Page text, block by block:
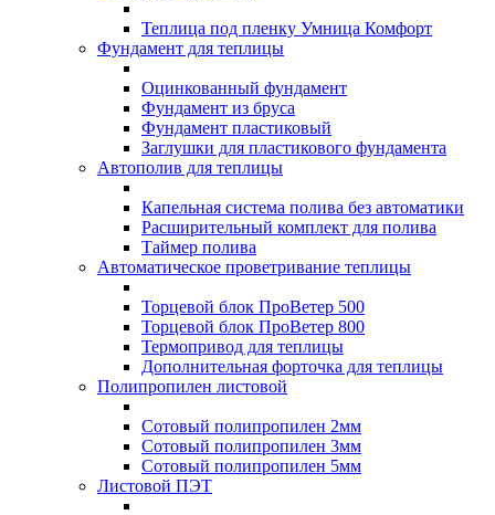
Теплица под пленку Умница Комфорт
Фундамент для теплицы
Оцинкованный фундамент
Фундамент из бруса
Фундамент пластиковый
Заглушки для пластикового фундамента
Автополив для теплицы
Капельная система полива без автоматики
Расширительный комплект для полива
Таймер полива
Автоматическое проветривание теплицы
Торцевой блок ПроВетер 500
Торцевой блок ПроВетер 800
Термопривод для теплицы
Дополнительная форточка для теплицы
Полипропилен листовой
Сотовый полипропилен 2мм
Сотовый полипропилен 3мм
Сотовый полипропилен 5мм
Листовой ПЭТ